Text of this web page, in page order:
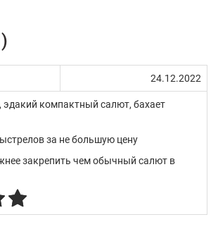
24.12.2022
компактный салют, бахает
за не большую цену
закрепить чем обычный салют в